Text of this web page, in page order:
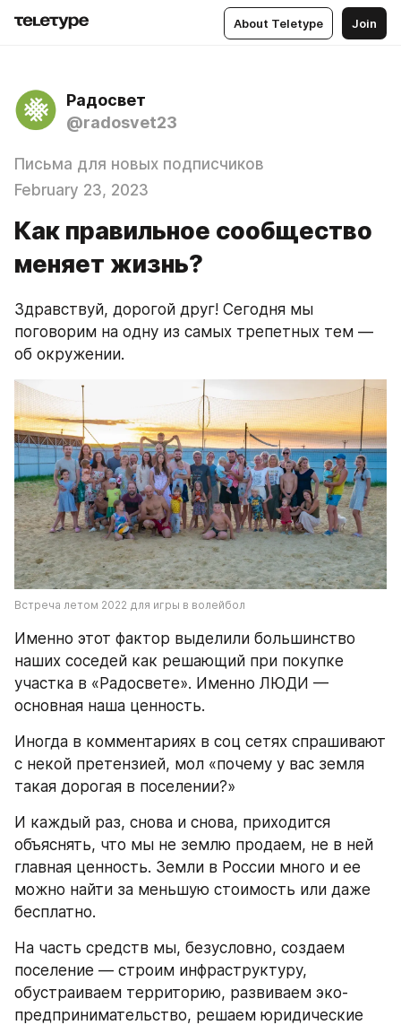
About Teletype Join
Радосвет
@radosvet23
Письма для новых подписчиков
February 23, 2023
Как правильное сообщество
меняет жизнь?
Здравствуй, дорогой друг! Сегодня мы
поговорим на одну из самых трепетных тем —
об окружении.
Встреча летом 2022 для игры в волейбол
Именно этот фактор выделили большинство
наших соседей как решающий при покупке
участка в «Радосвете». Именно ЛЮДИ —
основная наша ценность.
Иногда в комментариях в соц сетях спрашивают
с некой претензией, мол «почему у вас земля
такая дорогая в поселении?»
И каждый раз, снова и снова, приходится
объяснять, что мы не землю продаем, не в ней
главная ценность. Земли в России много и ее
можно найти за меньшую стоимость или даже
бесплатно.
На часть средств мы, безусловно, создаем
поселение — строим инфраструктуру,
обустраиваем территорию, развиваем эко-
предпринимательство, решаем юридические